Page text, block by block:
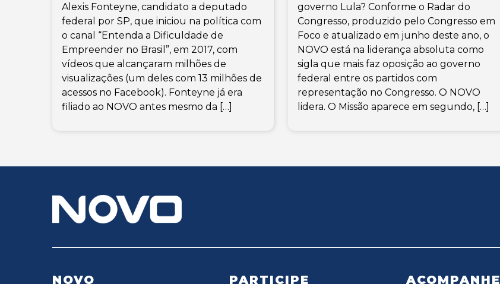
Alexis Fonteyne, candidato a deputado
federal por SP, que iniciou na política com
o canal “Entenda a Dificuldade de
Empreender no Brasil”, em 2017, com
vídeos que alcançaram milhões de
visualizações (um deles com 13 milhões de
acessos no Facebook). Fonteyne já era
filiado ao NOVO antes mesmo da […]
governo Lula? Conforme o Radar do
Congresso, produzido pelo Congresso em
Foco e atualizado em junho deste ano, o
NOVO está na liderança absoluta como
sigla que mais faz oposição ao governo
federal entre os partidos com
representação no Congresso. O NOVO
lidera. O Missão aparece em segundo, […]
NOVO PARTICIPE ACOMPANHE